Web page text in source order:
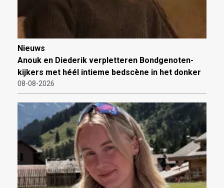
Nieuws
Anouk en Diederik verpletteren Bondgenoten-
kijkers met héél intieme bedscène in het donker
08-08-2026